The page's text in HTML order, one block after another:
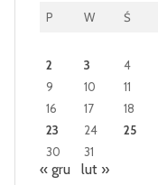
P
W Ś
2
3 4
9
10 11
16
17 18
23
24 25
30
31
« gru lut »